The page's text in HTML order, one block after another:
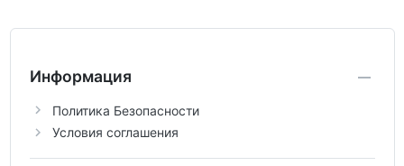
Информация
Политика Безопасности
Условия соглашения